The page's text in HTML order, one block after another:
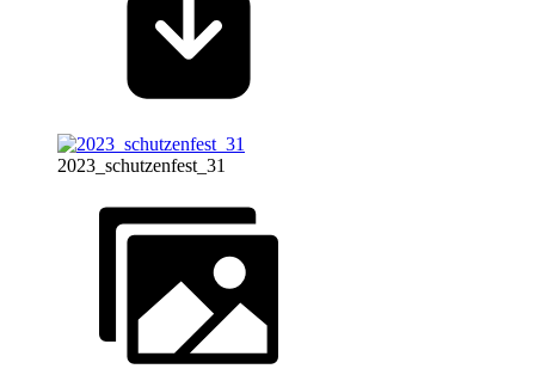
2023_schutzenfest_31